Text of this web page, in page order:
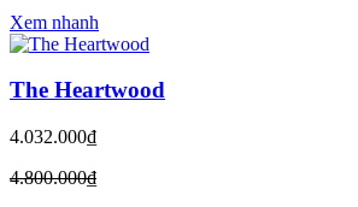
Xem nhanh
The Heartwood
4.032.000₫
4.800.000₫